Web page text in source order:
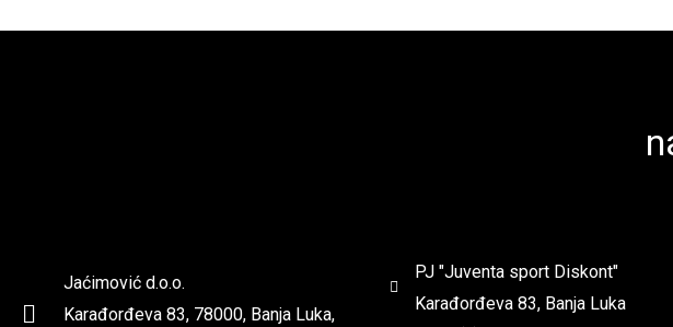
Jaćimović d.o.o.
Karađorđeva 83, 78000, Banja Luka,
PJ "Juventa sport Diskont"
Karađorđeva 83, Banja Luka